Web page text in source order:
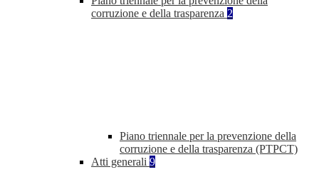
corruzione e della trasparenza 2
Piano triennale per la prevenzione della
corruzione e della trasparenza (PTPCT)
Atti generali 9